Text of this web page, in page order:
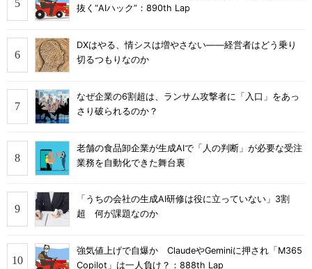
抜く“AIハック”：890th Lap
DXはやる、情シスは増やさない――経営者はどう乗り
切るつもりなのか
なぜ企業の6割超は、ランサム攻撃者に「入口」をあっ
さり破られるのか？
老舗の食品卸企業が生成AIで「人の判断」が必要な受注
業務を自動化できた舞台裏
「うちの会社の生成AI研修は役に立っていない」3割
超 何が課題なのか
強気値上げで自爆か ClaudeやGeminiに押され「M365
Copilot」は一人負け？：888th Lap